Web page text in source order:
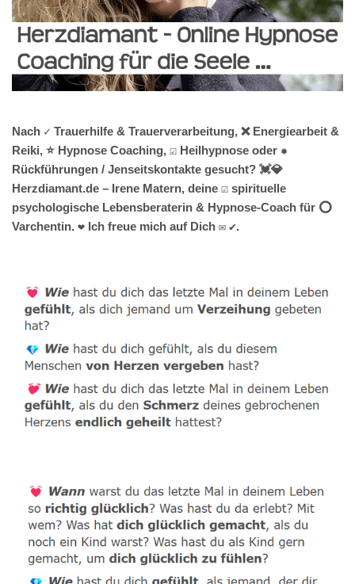
Nach ✓ Trauerhilfe & Trauerverarbeitung, ❌ Energiearbeit &
Reiki, ⭐ Hypnose Coaching, ☑️ Heilhypnose oder ✹
Rückführungen / Jenseitskontakte gesucht? 💓️💎
Herzdiamant.de – Irene Matern, deine ☑️ spirituelle
psychologische Lebensberaterin & Hypnose-Coach für ⭕
Varchentin. ❤ Ich freue mich auf Dich ✉ ✔.